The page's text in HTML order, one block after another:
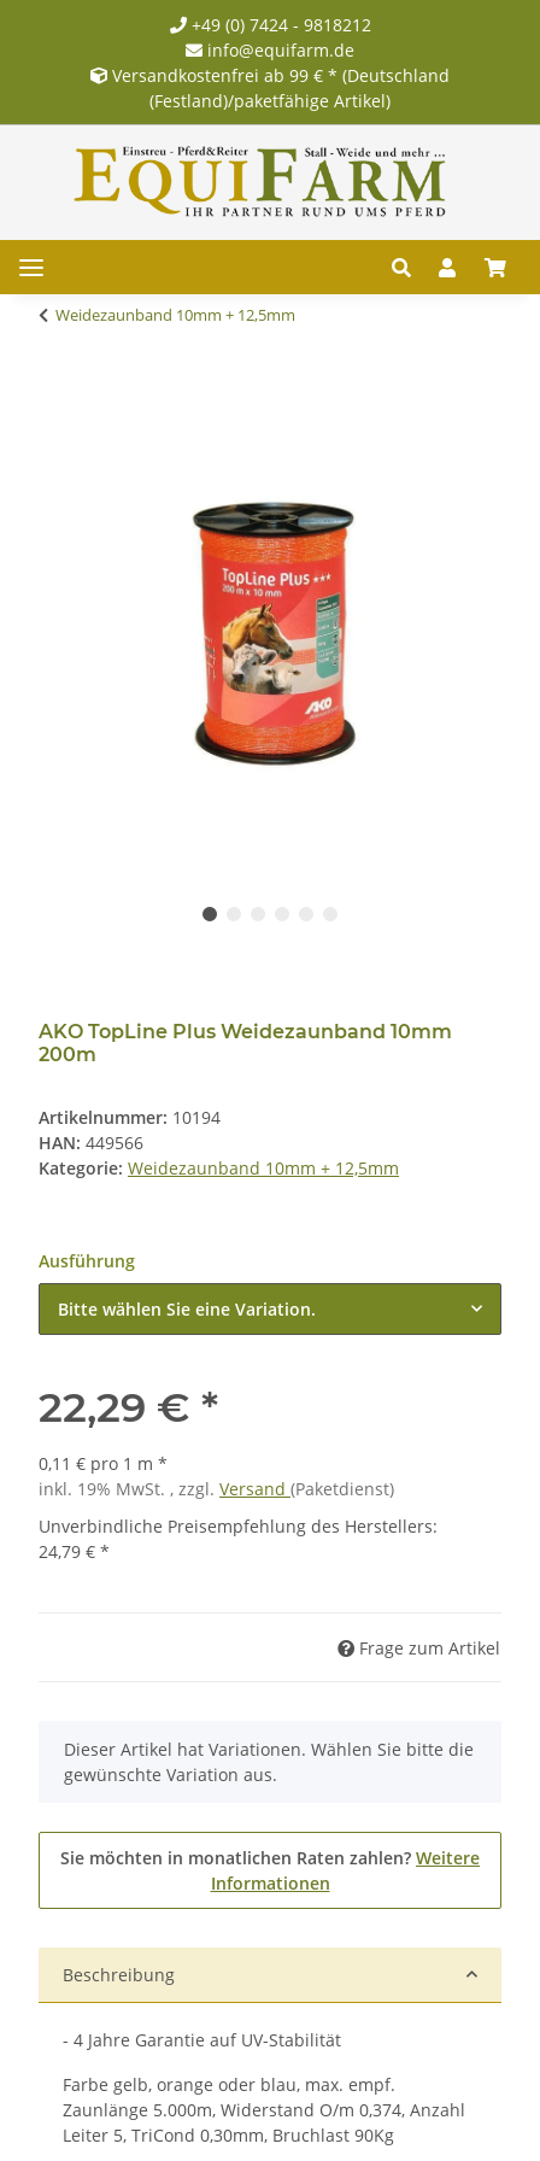
+49 (0) 7424 - 9818212
info@equifarm.de
Versandkostenfrei ab 99 € * (Deutschland
(Festland)/paketfähige Artikel)
Weidezaunband 10mm + 12,5mm
AKO TopLine Plus Weidezaunband 10mm
200m
Artikelnummer: 10194
HAN: 449566
Kategorie: Weidezaunband 10mm + 12,5mm
Ausführung
Bitte wählen Sie eine Variation.
22,29 € *
0,11 € pro 1 m *
inkl. 19% MwSt. , zzgl. Versand (Paketdienst)
Unverbindliche Preisempfehlung des Herstellers:
24,79 € *
Frage zum Artikel
x
Dieser Artikel hat Variationen. Wählen Sie bitte die
gewünschte Variation aus.
Sie möchten in monatlichen Raten zahlen? Weitere
Informationen
Beschreibung
- 4 Jahre Garantie auf UV-Stabilität
Farbe gelb, orange oder blau, max. empf.
Zaunlänge 5.000m, Widerstand O/m 0,374, Anzahl
Leiter 5, TriCond 0,30mm, Bruchlast 90Kg